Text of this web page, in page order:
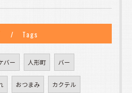
Tags
バー 人形町 バー
おつまみ カクテル